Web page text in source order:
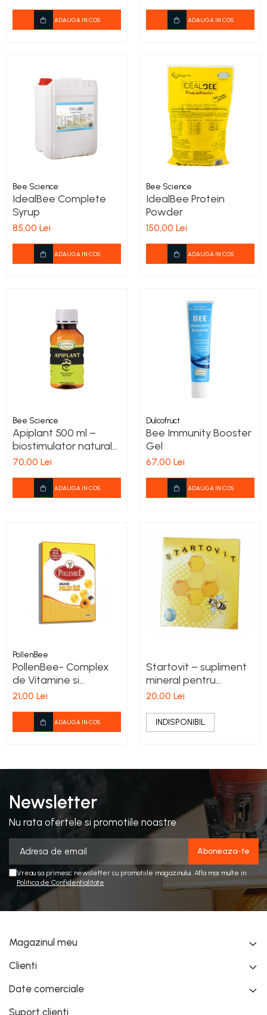
ADAUGA IN COS ADAUGA IN COS
Bee Science
IdealBee Complete
Syrup
85,00 Lei
ADAUGA IN COS
Bee Science
IdealBee Protein
Powder
150,00 Lei
ADAUGA IN COS
Bee Science
Apiplant 500 ml –
biostimulator natural
pentru albine
70,00 Lei
ADAUGA IN COS
Dulcofruct
Bee Immunity Booster
Gel
67,00 Lei
ADAUGA IN COS
PollenBee
PollenBee- Complex
de Vitamine si
Minerale
21,00 Lei
ADAUGA IN COS
Startovit – supliment
mineral pentru
stimularea pontei la
20,00 Lei
INDISPONIBIL
Newsletter
Nu rata ofertele si promotiile noastre
Vreau sa primesc newsletter cu promotiile magazinului. Afla mai multe in
Politica de Confidentialitate
Magazinul meu
Clienti
Date comerciale
Suport clienti